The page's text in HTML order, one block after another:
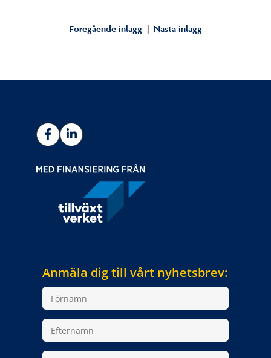
Föregående inlägg | Nästa inlägg»
Anmäla dig till vårt nyhetsbrev: